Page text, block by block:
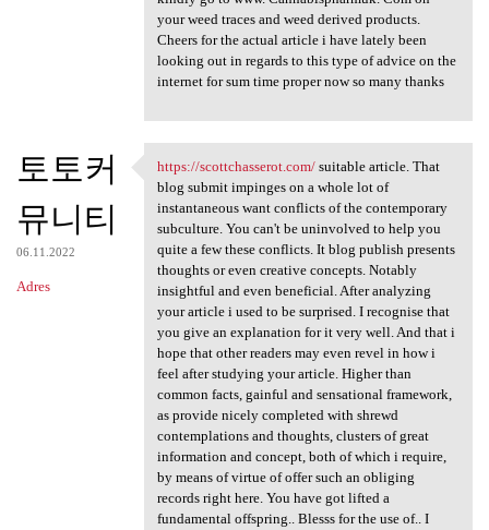
your weed traces and weed derived products.
Cheers for the actual article i have lately been
looking out in regards to this type of advice on the
internet for sum time proper now so many thanks
토토커
뮤니티
06.11.2022
Adres
https://scottchasserot.com/
https://scottchasserot.com/suitable article. That
blog submit impinges on a whole lot of
instantaneous want conflicts of the contemporary
subculture. You can't be uninvolved to help you
quite a few these conflicts. It blog publish presents
thoughts or even creative concepts. Notably
insightful and even beneficial. After analyzing
your article i used to be surprised. I recognise that
you give an explanation for it very well. And that i
hope that other readers may even revel in how i
feel after studying your article. Higher than
common facts, gainful and sensational framework,
as provide nicely completed with shrewd
contemplations and thoughts, clusters of great
information and concept, both of which i require,
by means of virtue of offer such an obliging
records right here. You have got lifted a
fundamental offspring.. Blesss for the use of.. I